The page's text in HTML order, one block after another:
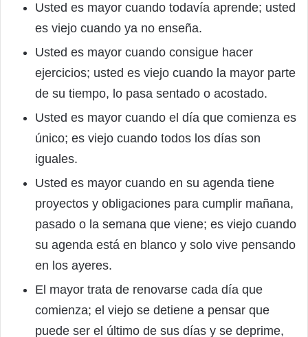
Usted es mayor cuando todavía aprende; usted
es viejo cuando ya no enseña.
Usted es mayor cuando consigue hacer
ejercicios; usted es viejo cuando la mayor parte
de su tiempo, lo pasa sentado o acostado.
Usted es mayor cuando el día que comienza es
único; es viejo cuando todos los días son
iguales.
Usted es mayor cuando en su agenda tiene
proyectos y obligaciones para cumplir mañana,
pasado o la semana que viene; es viejo cuando
su agenda está en blanco y solo vive pensando
en los ayeres.
El mayor trata de renovarse cada día que
comienza; el viejo se detiene a pensar que
puede ser el último de sus días y se deprime,